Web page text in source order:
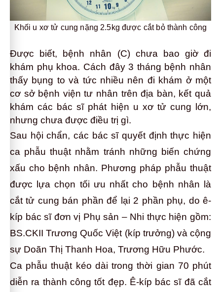
Khối u xơ tử cung nặng 2.5kg được cắt bỏ thành công
Được biết, bệnh nhân (C) chưa bao giờ đi
khám phụ khoa. Cách đây 3 tháng bệnh nhân
thấy bụng to và tức nhiều nên đi khám ở một
cơ sở bệnh viện tư nhân trên địa bàn, kết quả
khám các bác sĩ phát hiện u xơ tử cung lớn,
nhưng chưa được điều trị gì.
Sau hội chẩn, các bác sĩ quyết định thực hiện
ca phẫu thuật nhằm tránh những biến chứng
xấu cho bệnh nhân. Phương pháp phẫu thuật
được lựa chọn tối ưu nhất cho bệnh nhân là
cắt tử cung bán phần để lại 2 phần phụ, do ê-
kíp bác sĩ đơn vị Phụ sản – Nhi thực hiện gồm:
BS.CKII Trương Quốc Việt (kíp trưởng) và cộng
sự Doãn Thị Thanh Hoa, Trương Hữu Phước.
Ca phẫu thuật kéo dài trong thời gian 70 phút
diễn ra thành công tốt đẹp. Ê-kíp bác sĩ đã cắt